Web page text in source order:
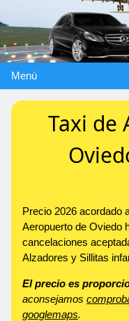
Menú
Taxi de
Precio 2026 acordado
Aeropuerto de Oviedo
cancelaciones
Alzadores y Sillitas
El precio es
aconsejamos
googlemaps.